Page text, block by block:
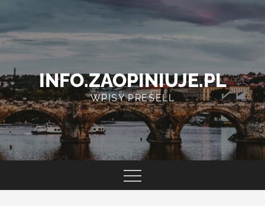
content
INFO.ZAOPINIUJE.PL
WPISY PRESELL